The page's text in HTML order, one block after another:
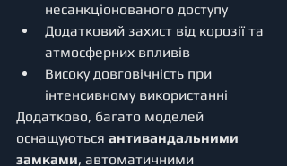
несанкціонованого доступу
Додатковий захист від корозії та
атмосферних впливів
Високу довговічність при
інтенсивному використанні
Додатково, багато моделей
оснащуються антивандальними
замками, автоматичними